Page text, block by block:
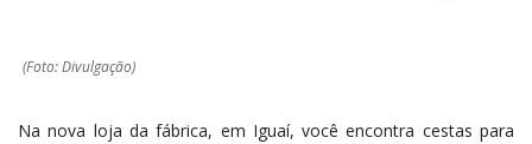
(Foto: Divulgação)
Na nova loja da fábrica, em Iguaí, você encontra cestas para